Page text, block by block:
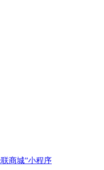
商城”小程序